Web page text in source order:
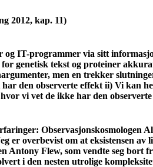
2012, kap. 11)
og IT-programmer via sitt
genetisk tekst og proteiner
men en trekker
den observerte effekt ii) Vi kan
vi vet de ikke har den
Observasjonskosmologen
er overbevist om at eksistensen av
Antony Flew, som vendte seg bort
i den nesten utrolige